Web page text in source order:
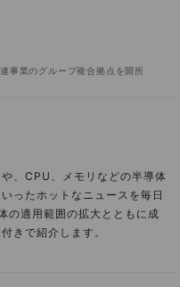
事業のグループ複合拠点を開所
、CPU、メモリなどの半導体
ったホットなニュースを毎日
の適用範囲の拡大とともに成
きで紹介します。